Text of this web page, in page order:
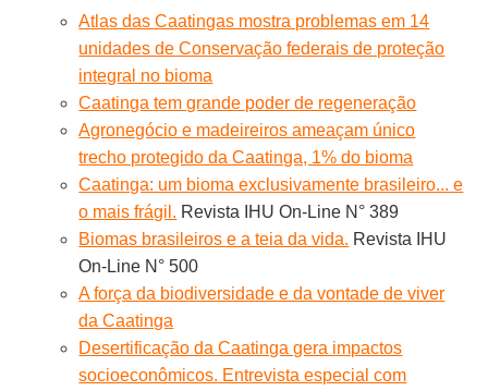
Atlas das Caatingas mostra problemas em 14
unidades de Conservação federais de proteção
integral no bioma
Caatinga tem grande poder de regeneração
Agronegócio e madeireiros ameaçam único
trecho protegido da Caatinga, 1% do bioma
Caatinga: um bioma exclusivamente brasileiro... e
o mais frágil. Revista IHU On-Line N° 389
Biomas brasileiros e a teia da vida. Revista IHU
On-Line N° 500
A força da biodiversidade e da vontade de viver
da Caatinga
Desertificação da Caatinga gera impactos
socioeconômicos. Entrevista especial com